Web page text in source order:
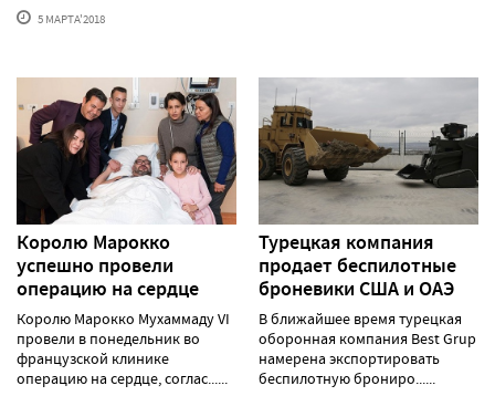
5 МАРТА'2018
Королю Марокко
успешно провели
операцию на сердце
Королю Марокко Мухаммаду VI
провели в понедельник во
французской клинике
операцию на сердце, соглас......
Турецкая компания
продает беспилотные
броневики США и ОАЭ
В ближайшее время турецкая
оборонная компания Best Grup
намерена экспортировать
беспилотную брониро......